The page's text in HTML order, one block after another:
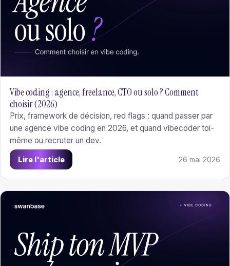
Vibe coding : agence, freelance, CTO ou solo ? Comment
choisir (2026)
Prix, framework de décision, red flags : quand passer par
une agence vibe coding en 2026, et quand vibecoder toi-
même ou recruter un dev.
Lire l'article 26 mai 2026